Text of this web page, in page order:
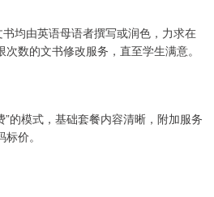
书均由英语母语者撰写或润色，力求在
数的文书修改服务，直至学生满意。
的模式，基础套餐内容清晰，附加服务
价。